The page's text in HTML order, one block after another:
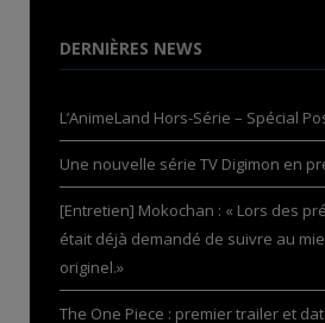
DERNIÈRES NEWS
L’AnimeLand Hors-Série – Spécial
Une nouvelle série TV Digimon en
[Entretien] Mokochan : « Lors des
était déjà demandé de suivre au
originel.»
The One Piece : premier trailer et